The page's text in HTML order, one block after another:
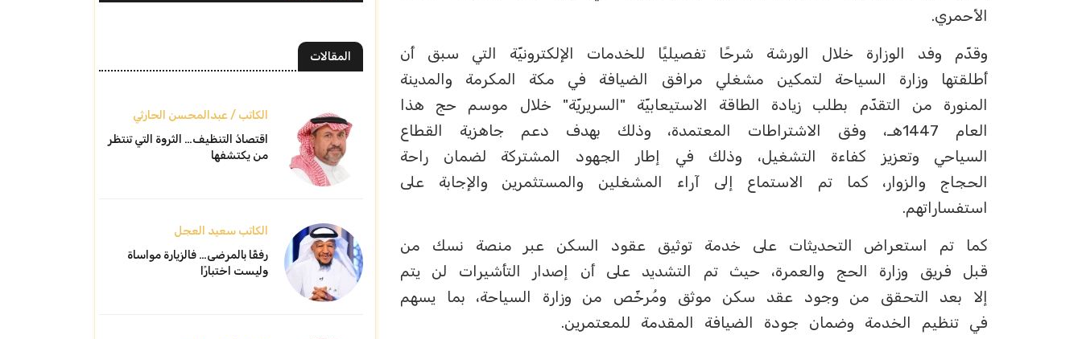
الأحمري.
وقدّم وفد الوزارة خلال الورشة شرحًا تفصيليًا للخدمات الإلكترونيّة التي سبق أن
أطلقتها وزارة السياحة لتمكين مشغلي مرافق الضيافة في مكة المكرمة والمدينة
المنورة من التقدّم بطلب زيادة الطاقة الاستيعابيّة "السريريّة" خلال موسم حج هذا
العام 1447هـ، وفق الاشتراطات المعتمدة، وذلك بهدف دعم جاهزية القطاع
السياحي وتعزيز كفاءة التشغيل، وذلك في إطار الجهود المشتركة لضمان راحة
الحجاج والزوار، كما تم الاستماع إلى آراء المشغلين والمستثمرين والإجابة على
استفساراتهم.
كما تم استعراض التحديثات على خدمة توثيق عقود السكن عبر منصة نسك من
قبل فريق وزارة الحج والعمرة، حيث تم التشديد على أن إصدار التأشيرات لن يتم
إلا بعد التحقق من وجود عقد سكن موثق ومُرخّص من وزارة السياحة، بما يسهم
في تنظيم الخدمة وضمان جودة الضيافة المقدمة للمعتمرين.
المقالات
الكاتب / عبدالمحسن الحارثي
اقتصادُ التنظيف… الثروة التي تنتظر
من يكتشفها
الكاتب سعيد العجل
رفقًا بالمرضى… فالزيارة مواساة
وليست اختبارًا